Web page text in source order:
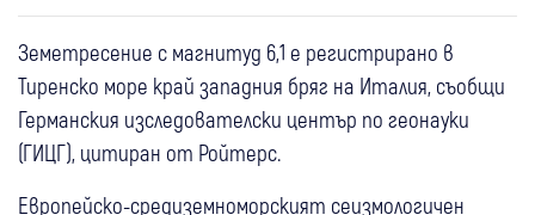
Земетресение с магнитуд 6,1 е регистрирано в
Тиренско море край западния бряг на Италия, съобщи
Германския изследователски център по геонауки
(ГИЦГ), цитиран от Ройтерс.
Европейско-средиземноморският сеизмологичен